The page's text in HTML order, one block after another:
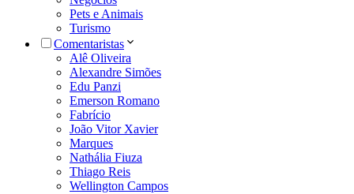
Pets e Animais
Turismo
Comentaristas
Alê Oliveira
Alexandre Simões
Edu Panzi
Emerson Romano
Fabrício
João Vitor Xavier
Marques
Nathália Fiuza
Thiago Reis
Wellington Campos